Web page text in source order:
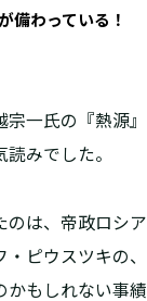
備わっている！
宗一氏の『熱源
みでした。
のは、帝政ロシ
・ピウスツキの
もしれない事績